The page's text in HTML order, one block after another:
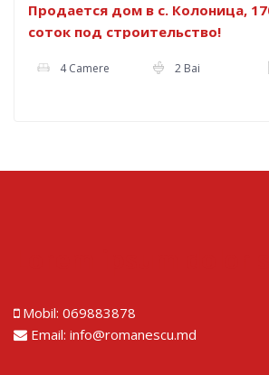
Продается дом в с. Колоница,
соток под строительство!
4 Camere 2 Bai
Mobil: 069883878
Email: info@romanescu.md